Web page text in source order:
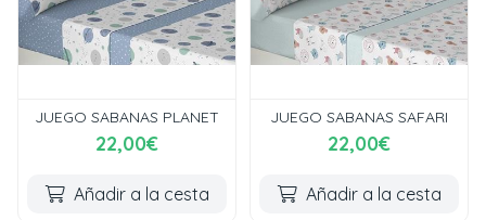
JUEGO SABANAS PLANET
22,00€
Añadir a la cesta
JUEGO SABANAS SAFARI
22,00€
Añadir a la cesta